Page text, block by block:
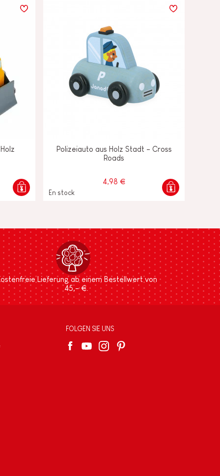
Polizeiauto aus Holz Stadt - Cross
Roads
4,98 €
En stock
Lieferung ab einem Bestellwert von
45,- €.
FOLGEN SIE UNS